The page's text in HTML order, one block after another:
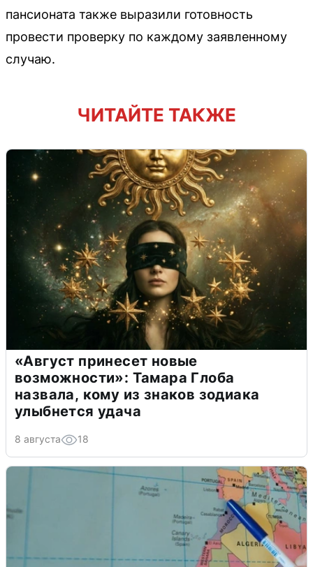
пансионата также выразили готовность
провести проверку по каждому заявленному
случаю.
ЧИТАЙТЕ ТАКЖЕ
«Август принесет новые
возможности»: Тамара Глоба
назвала, кому из знаков зодиака
улыбнется удача
8 августа 18